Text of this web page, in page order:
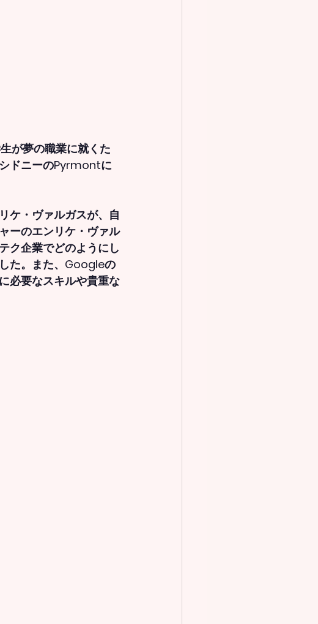
が夢の職業に就くた
ドニーのPyrmontに
ケ・ヴァルガスが、自
ーのエンリケ・ヴァル
ク企業でどのようにし
た。また、Googleの
必要なスキルや貴重な